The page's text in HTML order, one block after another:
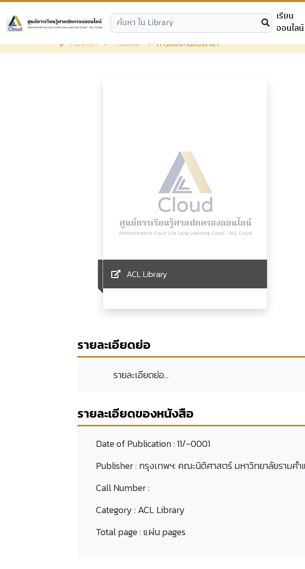
เรียน
ออนไลน์
หน้าหลัก
หนังสือ การป้องกันล่วงหน้า
ACL Library
รายละเอียดย่อ
รายละเอียดย่อ...
รายละเอียดของหนังสือ
Date of Publication :11/-0001
Publisher :กรุงเทพฯ: คณะนิติศาสตร์ มหาวิทยาลัยรามคำ
Call Number :
Category :ACL Library
Total page :แผ่น pages